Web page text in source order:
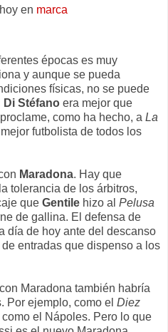
en marca
épocas es muy
y aunque se pueda
físicas, no se puede
Di Stéfano era mejor que
como ha hecho, a La
futbolista de todos los
Maradona. Hay que
tolerancia de los árbitros,
que Gentile hizo al Pelusa
de gallina. El defensa de
día de hoy ante del descanso
entradas que dispenso a los
Maradona también habría
Por ejemplo, como el Diez
el Nápoles. Pero lo que